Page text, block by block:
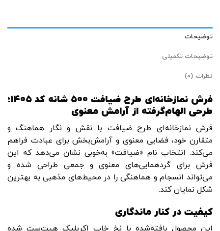
توضیحات
توضیحات تکمیلی
نظرات (0)
فرش نمازخانه‌ای طرح ضیافت ۵۰۰ شانه کد ۱۴۰۵؛
طرحی الهام‌گرفته از آرامش معنوی
فرش نمازخانه‌ای طرح ضیافت با نقش و نگار هماهنگ و
متقارن خود، فضایی معنوی و آرامش‌بخش برای عبادت فراهم
می‌کند. انتخاب نام «ضیافت» به‌خوبی نشان می‌دهد که این
فرش برای گردهمایی‌های معنوی و جمعی طراحی شده و
می‌تواند انسجام و هماهنگی را در محیط‌های مذهبی به بهترین
شکل نمایان کند.
کیفیت در کنار ماندگاری
این محصول بافته‌شده با نخ خاب اکریلیک هیت‌ست شده